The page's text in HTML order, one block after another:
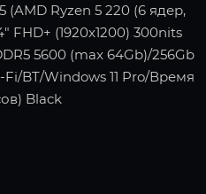
(AMD Ryzen 5 220 (6 ядер,
FHD+ (1920x1200) 300nits
5600 (max 64Gb)/256Gb
BT/Windows 11 Pro/Время
Black